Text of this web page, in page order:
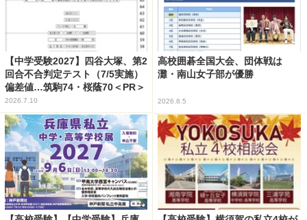
【中学受験2027】四谷大塚、第2
回合不合判定テスト（7/5実施）
偏差値…筑駒74・桜蔭70＜PR＞
2026.7.10
高校囲碁全国大会、団体戦は
灘・南山女子部が優勝
2026.8.5